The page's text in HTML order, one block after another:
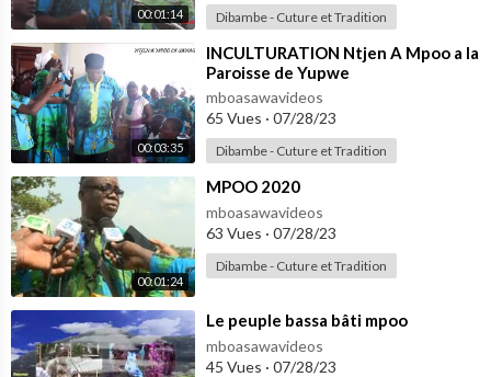
00:01:14 Dibambe - Cuture et Tradition
00:03:35
⁣INCULTURATION Ntjen A Mpoo a la
Paroisse de Yupwe
mboasawavideos
65 Vues · 07/28/23
Dibambe - Cuture et Tradition
00:01:24
⁣MPOO 2020
mboasawavideos
63 Vues · 07/28/23
Dibambe - Cuture et Tradition
⁣Le peuple bassa bâti mpoo
mboasawavideos
45 Vues · 07/28/23